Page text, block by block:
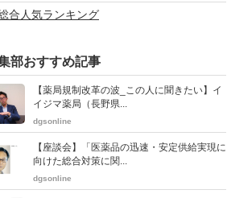
合人気ランキング
部おすすめ記事
【薬局規制改革の波_この人に聞きたい】イ
イジマ薬局（長野県...
dgsonline
【座談会】「医薬品の迅速・安定供給実現に
向けた総合対策に関...
dgsonline